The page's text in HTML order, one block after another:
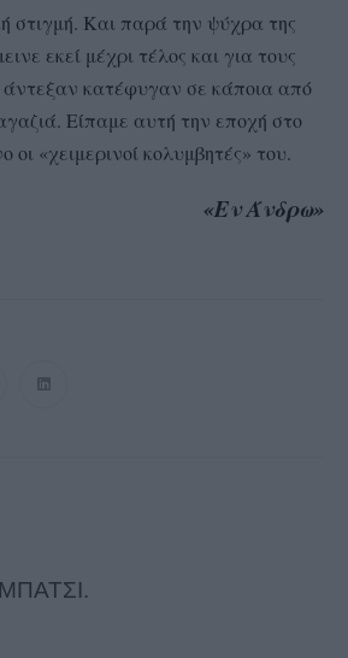
στιγμή. Και παρά την ψύχρα της
εκεί μέχρι τέλος και για τους
άντεξαν κατέφυγαν σε κάποια από
Είπαμε αυτή την εποχή στο
«χειμερινοί κολυμβητές» του.
«Εν Άνδρω»